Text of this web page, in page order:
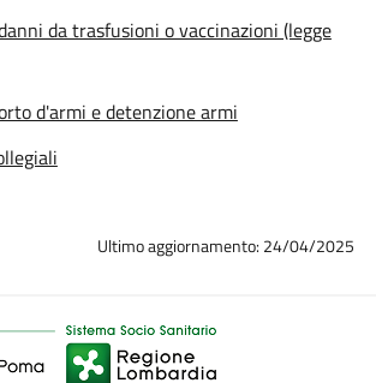
da trasfusioni o vaccinazioni (legge
d'armi e detenzione armi
Ultimo aggiornamento: 24/04/2025